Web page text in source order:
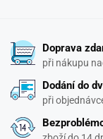
Doprava
při nákupu
Dodání do
při